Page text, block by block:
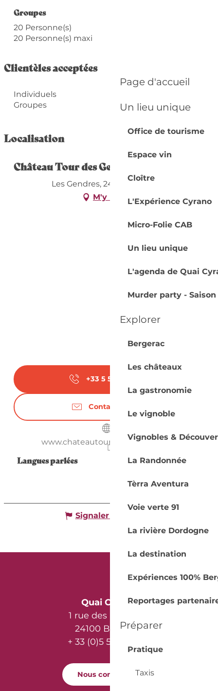
Page d'accueil
Un lieu unique
Office de tourisme
Espace vin
Cloître
L'Expérience Cyrano
Micro-Folie CAB
Un lieu unique
L'agenda de Quai
Murder party - Saison
Explorer
Bergerac
Les châteaux
La gastronomie
Le vignoble
Vignobles &
La Randonnée
Tèrra Aventura
Voie verte 91
La rivière Dordogne
La destination
Expériences 100%
Reportages
Préparer
Pratique
Taxis
Groupes
Groupes
20 Personne(s)
20 Personne(s) maxi
Clientèles acceptées
Individuels
Groupes
Localisation
Château Tour des Gendres
Les Gendres, 24240 Ribagnac
M'y rendre
+33 5 53 57 12
Contactez-nous
www.chateautourdesgendres.com
Langues parlées
Langues parlées
Signaler une erreur
Quai Cyrano
1 rue des Récollets
24100 Bergerac
+ 33 (0)5 53 57 03 11
Nous contacter